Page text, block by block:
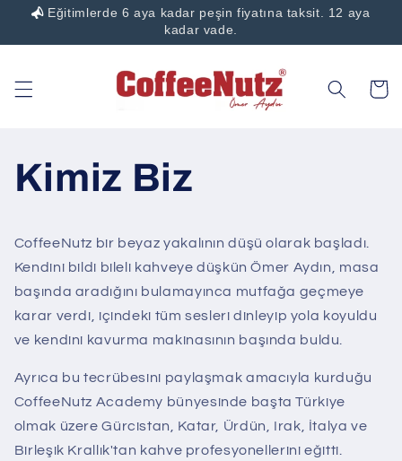
Eğitimlerde 6 aya kadar peşin fiyatına taksit. 12 aya
kadar vade.
İçeriğe
Sepet
Kimiz Biz
CoffeeNutz bir beyaz yakalının düşü olarak başladı.
Kendini bildi bileli kahveye düşkün Ömer Aydın, masa
başında aradığını bulamayınca mutfağa geçmeye
karar verdi, içindeki tüm sesleri dinleyip yola koyuldu
ve kendini kavurma makinasının başında buldu.
Ayrıca bu tecrübesini paylaşmak amacıyla kurduğu
CoffeeNutz Academy bünyesinde başta Türkiye
olmak üzere Gürcistan, Katar, Ürdün, Irak, İtalya ve
Birleşik Krallık'tan kahve profesyonellerini eğitti.